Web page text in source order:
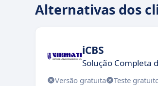
Alternativas dos
iCBS
Solução Completa
Versão gratuita Teste